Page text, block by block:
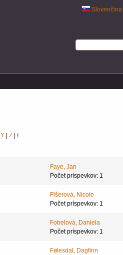
Slovenčina
Vyhľadávanie
Hľadať
Y Z
Ł
Faye, Jan
Počet príspevkov: 1
Fišerová, Nicole
Počet príspevkov: 1
Fobelová, Daniela
Počet príspevkov: 1
Følesdal, Dagfinn